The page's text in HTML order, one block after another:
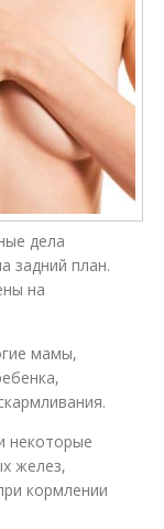
дела
задний план.
на
мамы,
некоторые
желез,
кормлении